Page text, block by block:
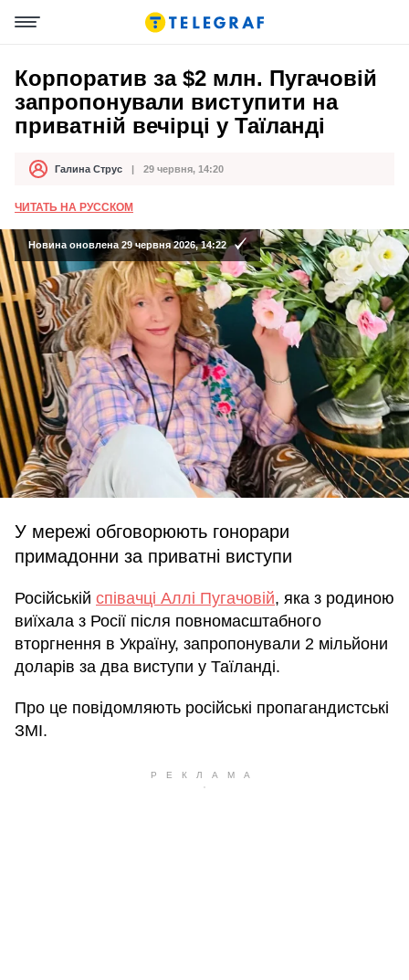
Корпоратив за $2 млн. Пугачовій
запропонували виступити на
приватній вечірці у Таїланді
АвторГалина Струс
Дата публікації 29 червня, 14:20
ЧИТАТЬ НА РУССКОМ
Новина оновлена 29 червня 2026, 14:22
У мережі обговорюють гонорари
примадонни за приватні виступи
Російській співачці Аллі Пугачовій, яка з родиною
виїхала з Росії після повномасштабного
вторгнення в Україну, запропонували 2 мільйони
доларів за два виступи у Таїланді.
Про це повідомляють російські пропагандистські
ЗМІ.